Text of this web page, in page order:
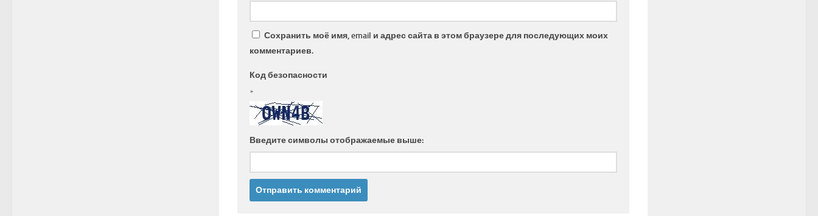
Сохранить моё имя, email и адрес сайта в этом браузере для последующих моих
комментариев.
Код безопасности
*
Введите символы отображаемые выше: